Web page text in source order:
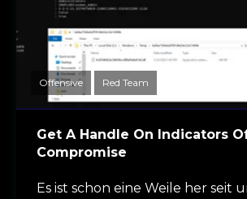
Offensive Red Team
Get A Handle On Indicators
Compromise
Es ist schon eine Weile her seit